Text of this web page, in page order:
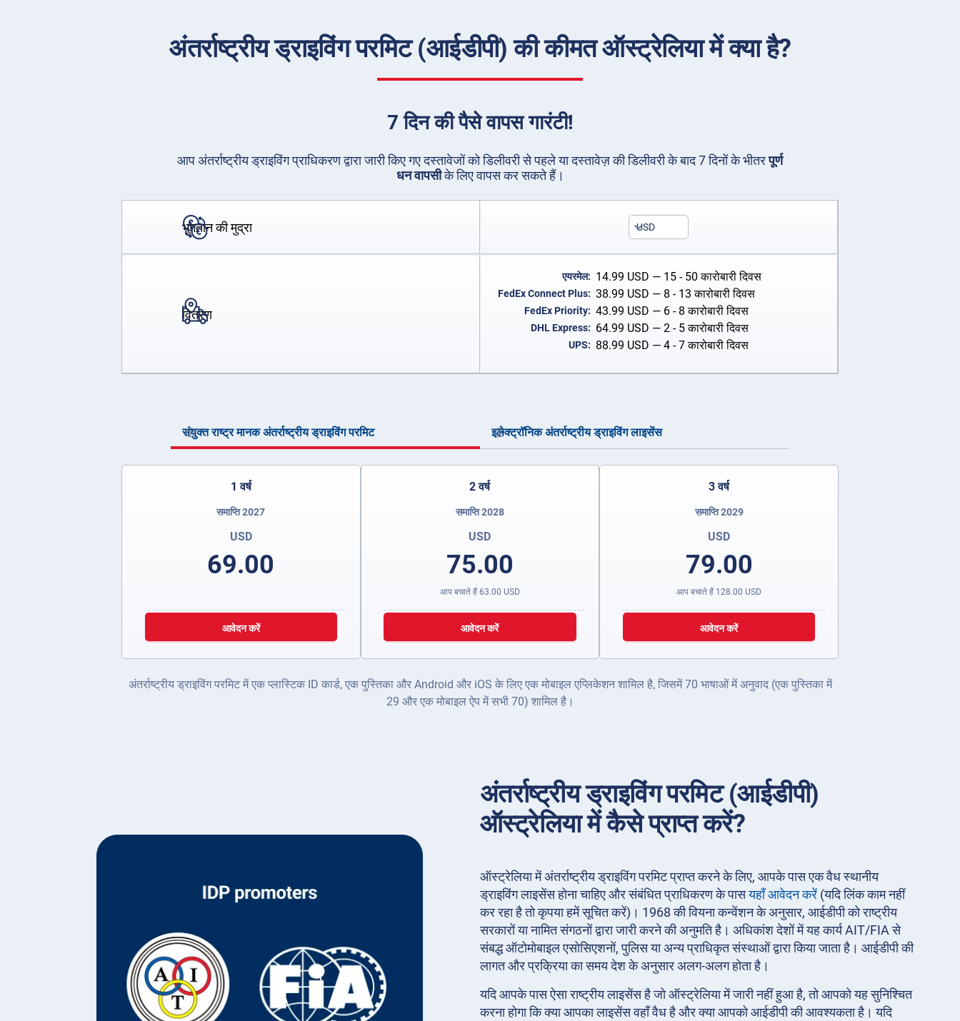
अंतर्राष्ट्रीय ड्राइविंग परमिट (आईडीपी) की कीमत ऑस्ट्रेलिया में क्या है?
7 दिन की पैसे वापस गारंटी!
आप अंतर्राष्ट्रीय ड्राइविंग प्राधिकरण द्वारा जारी किए गए दस्तावेजों को डिलीवरी से पहले या दस्तावेज़ की डिलीवरी के बाद 7 दिनों के भीतरपूर्ण
धन वापसीके लिए वापस कर सकते हैं।
भुगतान की मुद्रा USD
वितरण
एयरमेल: 14.99 USD — 15 - 50 कारोबारी दिवस
FedEx Connect Plus: 38.99 USD — 8 - 13 कारोबारी दिवस
FedEx Priority: 43.99 USD — 6 - 8 कारोबारी दिवस
DHL Express: 64.99 USD — 2 - 5 कारोबारी दिवस
UPS: 88.99 USD — 4 - 7 कारोबारी दिवस
संयुक्त राष्ट्र मानक अंतर्राष्ट्रीय ड्राइविंग परमिट इलेक्ट्रॉनिक अंतर्राष्ट्रीय ड्राइविंग लाइसेंस
1 वर्ष
समाप्ति 2027
USD
69.00
आवेदन करें
2 वर्ष
समाप्ति 2028
USD
75.00
आप बचाते हैं 63.00 USD
आवेदन करें
3 वर्ष
समाप्ति 2029
USD
79.00
आप बचाते हैं 128.00 USD
आवेदन करें
अंतर्राष्ट्रीय ड्राइविंग परमिट में एक प्लास्टिक ID कार्ड, एक पुस्तिका और Android और iOS के लिए एक मोबाइल एप्लिकेशन शामिल है, जिसमें 70 भाषाओं में अनुवाद (एक पुस्तिका में
29 और एक मोबाइल ऐप में सभी 70) शामिल है।
अंतर्राष्ट्रीय ड्राइविंग परमिट (आईडीपी)
ऑस्ट्रेलिया में कैसे प्राप्त करें?
ऑस्ट्रेलिया में अंतर्राष्ट्रीय ड्राइविंग परमिट प्राप्त करने के लिए, आपके पास एक वैध स्थानीय
ड्राइविंग लाइसेंस होना चाहिए और संबंधित प्राधिकरण के पासयहाँ आवेदन करें (यदि लिंक काम नहीं
कर रहा है तो कृपया हमें सूचित करें)। 1968 की वियना कन्वेंशन के अनुसार, आईडीपी को राष्ट्रीय
सरकारों या नामित संगठनों द्वारा जारी करने की अनुमति है। अधिकांश देशों में यह कार्य AIT/FIA से
संबद्ध ऑटोमोबाइल एसोसिएशनों, पुलिस या अन्य प्राधिकृत संस्थाओं द्वारा किया जाता है। आईडीपी की
लागत और प्रक्रिया का समय देश के अनुसार अलग-अलग होता है।
यदि आपके पास ऐसा राष्ट्रीय लाइसेंस है जो ऑस्ट्रेलिया में जारी नहीं हुआ है, तो आपको यह सुनिश्चित
करना होगा कि क्या आपका लाइसेंस वहाँ वैध है और क्या आपको आईडीपी की आवश्यकता है। यदि